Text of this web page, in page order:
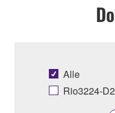
Alle
Rio3224-